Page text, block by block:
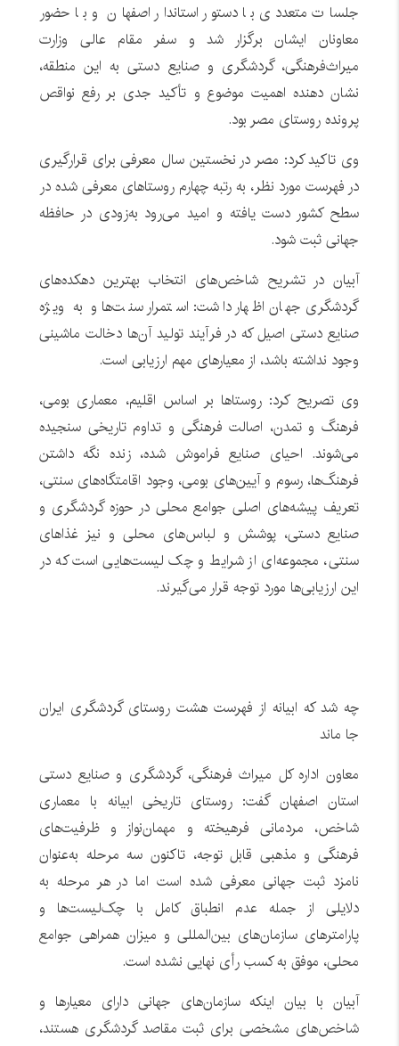
جلسات متعددی با دستور استاندار اصفهان و با حضور
معاونان ایشان برگزار شد و سفر مقام عالی وزارت
میراث‌فرهنگی، گردشگری و صنایع دستی به این منطقه،
نشان دهنده اهمیت موضوع و تأکید جدی بر رفع نواقص
پرونده روستای مصر بود.
وی تاکید کرد: مصر در نخستین سال معرفی برای قرارگیری
در فهرست مورد نظر، به رتبه چهارم روستاهای معرفی شده در
سطح کشور دست یافته و امید می‌رود به‌زودی در حافظه
جهانی ثبت شود.
آبیان در تشریح شاخص‌های انتخاب بهترین دهکده‌های
گردشگری جهان اظهار داشت: استمرار سنت‌ها و به ویژه
صنایع دستی اصیل که در فرآیند تولید آن‌ها دخالت ماشینی
وجود نداشته باشد، از معیارهای مهم ارزیابی است.
وی تصریح کرد: روستاها بر اساس اقلیم، معماری بومی،
فرهنگ و تمدن، اصالت فرهنگی و تداوم تاریخی سنجیده
می‌شوند. احیای صنایع فراموش شده، زنده نگه داشتن
فرهنگ‌ها، رسوم و آیین‌های بومی، وجود اقامتگاه‌های سنتی،
تعریف پیشه‌های اصلی جوامع محلی در حوزه گردشگری و
صنایع دستی، پوشش و لباس‌های محلی و نیز غذاهای
سنتی، مجموعه‌ای از شرایط و چک لیست‌هایی است که در
این ارزیابی‌ها مورد توجه قرار می‌گیرند.
چه شد که ابیانه از فهرست هشت روستای گردشگری ایران
جا ماند
معاون اداره کل میراث فرهنگی، گردشگری و صنایع دستی
استان اصفهان گفت: روستای تاریخی ابیانه با معماری
شاخص، مردمانی فرهیخته و مهمان‌نواز و ظرفیت‌های
فرهنگی و مذهبی قابل توجه، تاکنون سه مرحله به‌عنوان
نامزد ثبت جهانی معرفی شده است اما در هر مرحله به
دلایلی از جمله عدم انطباق کامل با چک‌لیست‌ها و
پارامترهای سازمان‌های بین‌المللی و میزان همراهی جوامع
محلی، موفق به کسب رأی نهایی نشده است.
آبیان با بیان اینکه سازمان‌های جهانی دارای معیارها و
شاخص‌های مشخصی برای ثبت مقاصد گردشگری هستند،